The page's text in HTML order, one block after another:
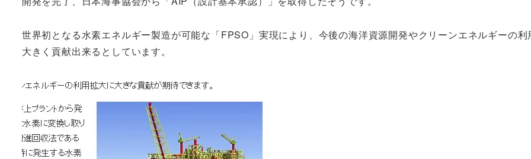
世界初となる水素エネルギー製造が可能な「FPSO」実現により、今後の海洋資源開発やクリーンエネルギーの利
大きく貢献出来るとしています。